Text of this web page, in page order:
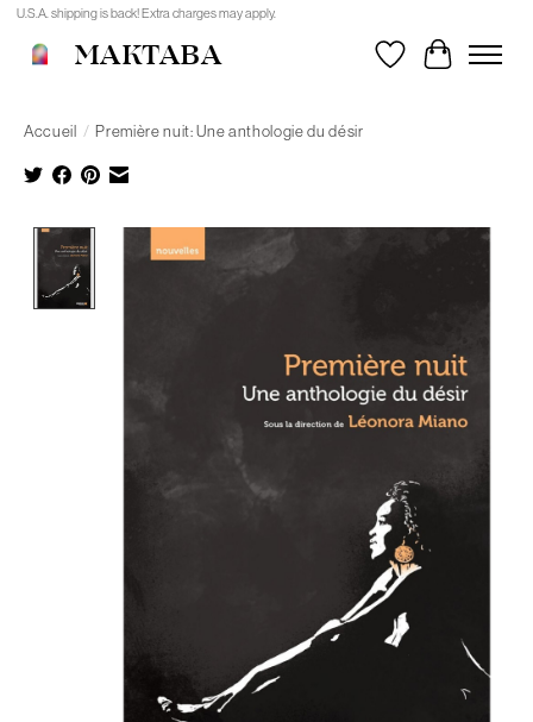
U.S.A. shipping is back! Extra charges may apply.
MAKTABA Liste de souhaits
Panier
Accueil / Première nuit: Une anthologie du désir
Product image slideshow Items